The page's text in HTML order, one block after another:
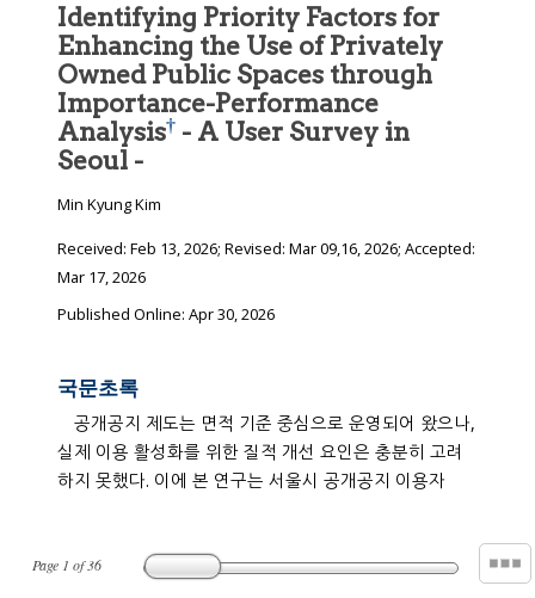
Page 1 of36
Identifying Priority Factors for
Enhancing the Use of Privately
Owned Public Spaces through
Importance-Performance
Analysis† - A User Survey in
Seoul -
Min Kyung Kim
Received: Feb 13, 2026; Revised: Mar 09,16, 2026; Accepted:
Mar 17, 2026
Published Online: Apr 30, 2026
국문초록
공개공지 제도는 면적 기준 중심으로 운영되어 왔으나,
실제 이용 활성화를 위한 질적 개선 요인은 충분히 고려
하지 못했다. 이에 본 연구는 서울시 공개공지 이용자